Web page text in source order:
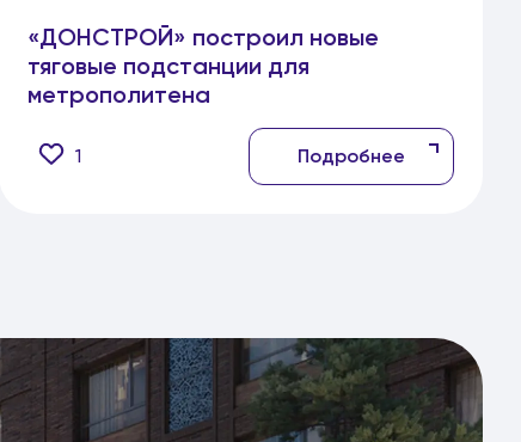
«ДОНСТРОЙ» построил новые
тяговые подстанции для
метрополитена
1 Подробнее